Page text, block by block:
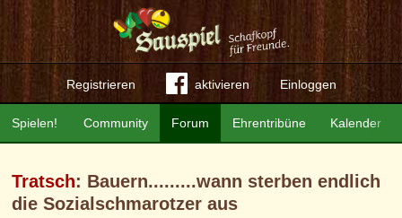
Registrieren aktivieren Einloggen
Community Forum Ehrentribüne Kalender
Spielen!
Tratsch: Bauern.........wann sterben endlich
die Sozialschmarotzer aus